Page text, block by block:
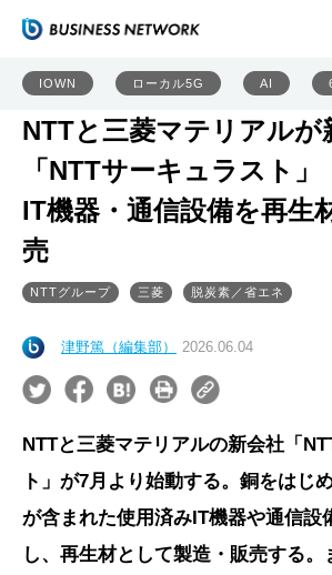
IOWN ローカル5G AI
NTTと三菱マテリアルが
「NTTサーキュラスト
IT機器・通信設備を再生
売
NTTグループ 三菱 脱炭素／省エネ
津野篤（編集部） 2026.06.04
NTTと三菱マテリアルの新会社「
ト」が7月より始動する。銅をはじ
が含まれた使用済みIT機器や通信設
し、再生材として製造・販売する